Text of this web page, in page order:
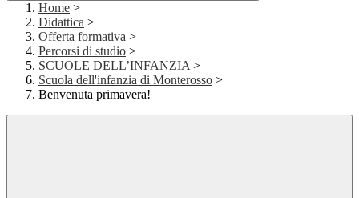
Home >
Didattica >
Offerta formativa >
Percorsi di studio >
SCUOLE DELL’INFANZIA >
Scuola dell'infanzia di Monterosso >
Benvenuta primavera!